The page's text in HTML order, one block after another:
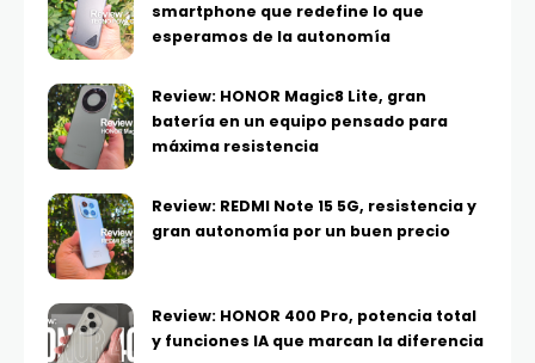
smartphone que redefine lo que
esperamos de la autonomía
Review: HONOR Magic8 Lite, gran
batería en un equipo pensado para
máxima resistencia
Review: REDMI Note 15 5G, resistencia y
gran autonomía por un buen precio
Review: HONOR 400 Pro, potencia total
y funciones IA que marcan la diferencia